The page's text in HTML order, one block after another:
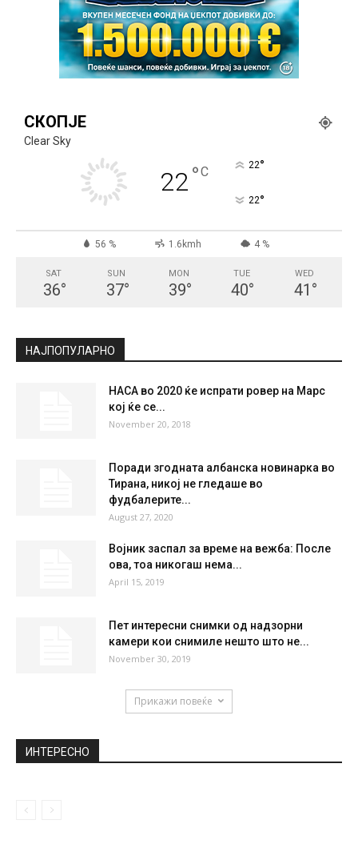
СКОПЈЕ
Clear Sky
22°C 22°
22°
56 % 1.6kmh 4 %
SAT
36°
SUN
37°
MON
39°
TUE
40°
WED
41 °
НАЈПОПУЛАРНО
НАСА во 2020 ќе испрати ровер на Марс
кој ќе се...
November 20, 2018
Поради згодната албанска новинарка во
Тирана, никој не гледаше во
фудбалерите...
August 27, 2020
Војник заспал за време на вежба: После
ова, тоа никогаш нема...
April 15, 2019
Пет интересни снимки од надзорни
камери кои снимиле нешто што не...
November 30, 2019
Прикажи повеќе
ИНТЕРЕСНО